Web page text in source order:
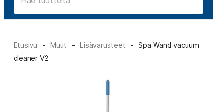
Etusivu - Muut - Lisävarusteet -
Spa Wand vacuum
cleaner V2